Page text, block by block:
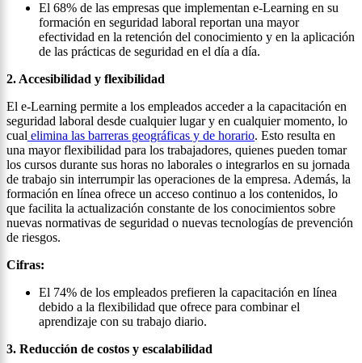
El 68% de las empresas que implementan e-Learning en su
formación en seguridad laboral reportan una mayor
efectividad en la retención del conocimiento y en la aplicación
de las prácticas de seguridad en el día a día.
2. Accesibilidad y flexibilidad
El e-Learning permite a los empleados acceder a la capacitación en
seguridad laboral desde cualquier lugar y en cualquier momento, lo
cual elimina las barreras geográficas y de horario. Esto resulta en
una mayor flexibilidad para los trabajadores, quienes pueden tomar
los cursos durante sus horas no laborales o integrarlos en su jornada
de trabajo sin interrumpir las operaciones de la empresa. Además, la
formación en línea ofrece un acceso continuo a los contenidos, lo
que facilita la actualización constante de los conocimientos sobre
nuevas normativas de seguridad o nuevas tecnologías de prevención
de riesgos.
Cifras:
El 74% de los empleados prefieren la capacitación en línea
debido a la flexibilidad que ofrece para combinar el
aprendizaje con su trabajo diario.
3. Reducción de costos y escalabilidad